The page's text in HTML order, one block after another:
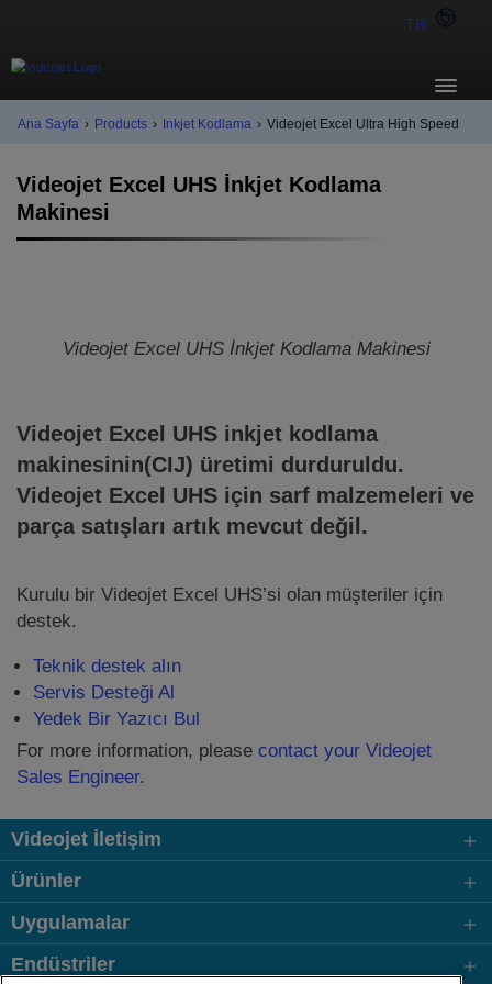
TR
Ana Sayfa › Products › Inkjet Kodlama › Videojet Excel Ultra High Speed
Videojet Excel UHS İnkjet Kodlama
Makinesi
Videojet Excel UHS İnkjet Kodlama Makinesi
Videojet Excel UHS inkjet kodlama
makinesinin(CIJ) üretimi durduruldu.
Videojet Excel UHS için sarf malzemeleri ve
parça satışları artık mevcut değil.
Kurulu bir Videojet Excel UHS’si olan müşteriler için
destek.
Teknik destek alın
Servis Desteği Al
Yedek Bir Yazıcı Bul
For more information, please contact your Videojet
Sales Engineer.
Videojet İletişim
Ürünler
Uygulamalar
Endüstriler